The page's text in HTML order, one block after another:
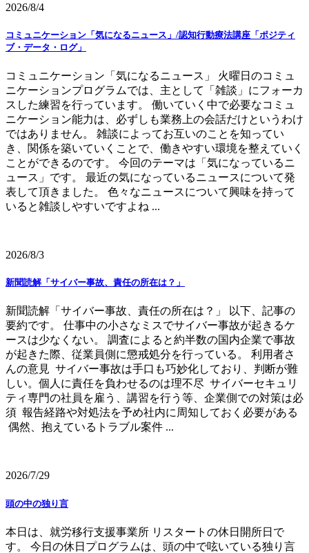
2026/8/4
コミュニケーション「気になるニュース」/認知行動療法講座「ポジティ
ブ・データ・ログ」
コミュニケーション「気になるニュース」 火曜日のコミュ
ニケーションプログラムでは、主として「雑談」にフォーカ
スした練習を行っています。 働いていく中で必要なコミュ
ニケーション能力は、必ずしも業務上の会話だけというわけ
ではありません。 雑談によってお互いのことを知ってい
き、関係を築いていくことで、働きやすい環境を整えていく
ことができるのです。 今回のテーマは「気になっているニ
ュース」です。 最近の気になっているニュースについて発
表して頂きました。 色々なニュースについて興味を持って
いると雑談しやすいですよね ...
2026/8/3
新聞読解「サイバー事故、責任の所在は？」
新聞読解「サイバー事故、責任の所在は？」 以下、記事の
要約です。 仕事中の小さなミスでサイバー事故が起きるケ
ースは少なくない。 調査によると約半数の国内企業で事故
が起きた際、従業員側に懲戒処分を行っている。 利用者さ
んの意見 サイバー事故は手口も巧妙化しており、判断が難
しい。個人に責任を負わせるのは理不尽 サイバーセキュリ
ティ専門の社員を雇う、講習を行う等、企業側での対策は必
須 報告経路や対処法を予め社内に周知しておく必要がある
偶然、抱えているトラブル案件 ...
2026/7/29
頭の中の独り言
本日は、就労移行支援事業所 リスタートの休日開所日で
す。 今日の休日プログラムは、頭の中で呟いている独り言